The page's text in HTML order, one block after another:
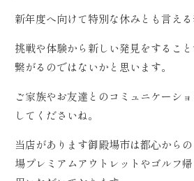
新年度へ向けて特別な休みとも言える
挑戦や体験から新しい発見をするこ
繋がるのではないかと思います。
ご家族やお友達とのコミュニケーシ
してくださいね。
当店があります御殿場市は都心から
場プレミアムアウトレットやゴルフ